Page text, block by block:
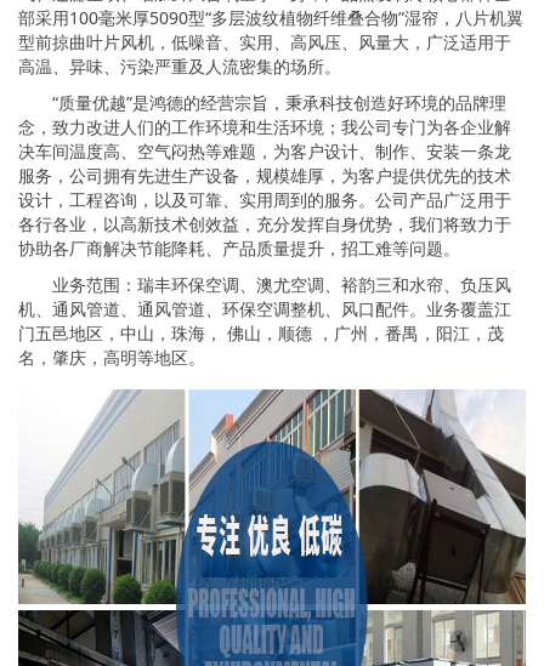
部采用100毫米厚5090型“多层波纹植物纤维叠合物”湿帘，八片机翼
型前掠曲叶片风机，低噪音、实用、高风压、风量大，广泛适用于
高温、异味、污染严重及人流密集的场所。
“质量优越”是鸿德的经营宗旨，秉承科技创造好环境的品牌理
念，致力改进人们的工作环境和生活环境；我公司专门为各企业解
决车间温度高、空气闷热等难题，为客户设计、制作、安装一条龙
服务，公司拥有先进生产设备，规模雄厚，为客户提供优先的技术
设计，工程咨询，以及可靠、实用周到的服务。公司产品广泛用于
各行各业，以高新技术创效益，充分发挥自身优势，我们将致力于
协助各厂商解决节能降耗、产品质量提升，招工难等问题。
业务范围：瑞丰环保空调、澳尤空调、裕韵三和水帘、负压风
机、通风管道、通风管道、环保空调整机、风口配件。业务覆盖江
门五邑地区，中山，珠海， 佛山，顺德 ，广州，番禺，阳江，茂
名，肇庆，高明等地区。